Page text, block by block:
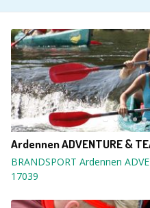
Ardennen ADVENTURE &
BRANDSPORT Ardennen
17039